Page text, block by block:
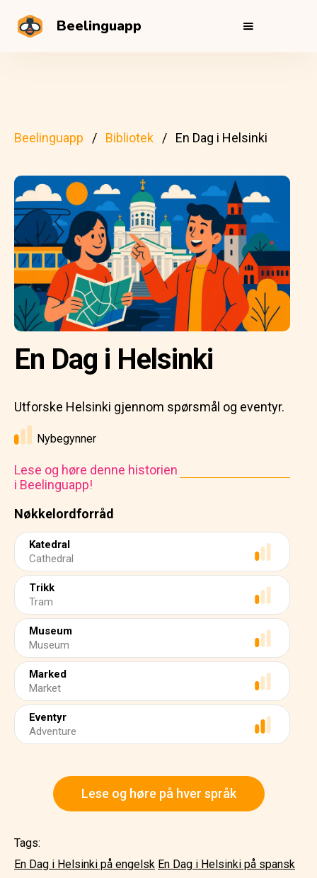
Beelinguapp
Beelinguapp Bibliotek En Dag i Helsinki
Nøkkelordforråd
Katedral
Cathedral
Trikk
Tram
Museum
Museum
Marked
Market
Eventyr
Adventure
En Dag i Helsinki
Utforske Helsinki gjennom spørsmål og eventyr.
Nybegynner
Lese og høre denne historien
i Beelinguapp!
Lese og høre på hver språk
Tags:
En Dag i Helsinki på engelsk En Dag i Helsinki på spansk